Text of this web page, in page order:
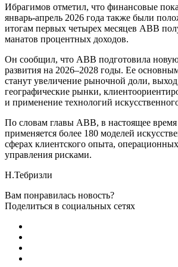
Ибрагимов отметил, что финансовые
январь-апрель 2026 года также были
итогам первых четырех месяцев ABB
манатов процентных доходов.
Он сообщил, что ABB подготовила
развития на 2026–2028 годы. Ее
станут увеличение рыночной доли,
географические рынки,
и применение технологий
По словам главы ABB, в настоящее время
применяется более 180 моделей
сферах клиентского опыта,
управления рисками.
Н.Тебризли
Вам понравилась новость?
Поделиться в социальных сетях